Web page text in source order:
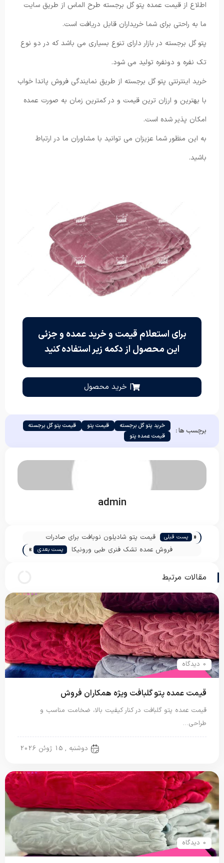
اطلاع از قیمت عمده پتو گل برجسته طرح الماس از طریق سایت
ما به راحتی برای شما خریداران قابل دریافت است.
پتو گل برجسته در بازار دارای تنوع بسیاری می باشد که در دو نوع
تک نفره و دونفره تولید می شود.
خرید اینترنتی پتو گل برجسته از طریق نمایندگی فروش پاندا خواب
با بهترین و ارزان ترین قیمت و در کمترین زمان به صورت عمده
امکان پذیر شده است.
به این منظور شما عزیزان می توانید با مشاوران ما در ارتباط
باشید.
برای استعلام قیمت و خرید عمده و جزئی
این محصول از دکمه زیر استفاده کنید
| خرید محصول
برچسب ها : خرید پتو گل برجسته قیمت پتو
قیمت پتو گل برجسته
قیمت عمده پتو
admin
« پست قبلی
قیمت پتو شادیلون نوبافت برای صادرات
فروش عمده تشک فنری طبی ورونیکا
پست بعدی »
مقالات مرتبط
0 دیدگاه
قیمت عمده پتو گلبافت ویژه همکاران فروش
قیمت عمده پتو گلبافت در کنار کیفیت بالا، ضخامت مناسب و
طراحی…
دوشنبه , 15 ژوئن 2026
0 دیدگاه